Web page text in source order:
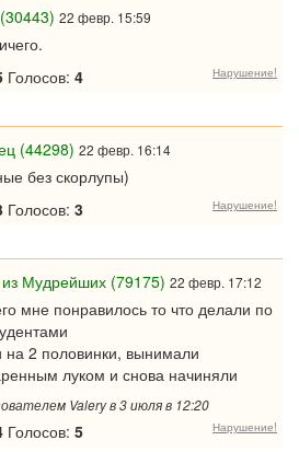
22 февр. 15:59
Голосов: 4 Нарушение!
(44298) 22 февр. 16:14
без скорлупы)
Голосов: 3 Нарушение!
Мудрейших (79175) 22 февр. 17:12
мне понравилось то что делали по
на 2 половинки, вынимали
луком и снова начиняли
Valery в 3 июля в 12:20
Голосов: 5 Нарушение!